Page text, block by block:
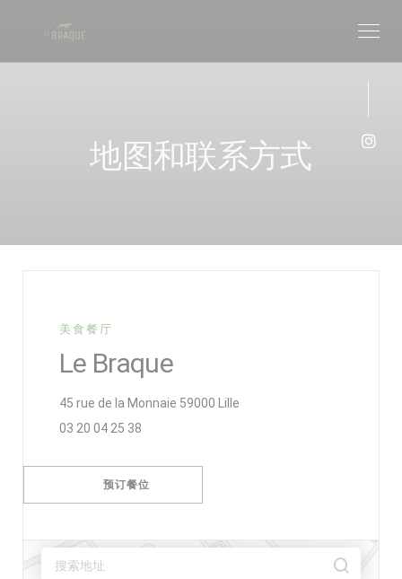
地图和联系方式
美食餐厅
Le Braque
45 rue de la Monnaie 59000 Lille
03 20 04 25 38
预订餐位